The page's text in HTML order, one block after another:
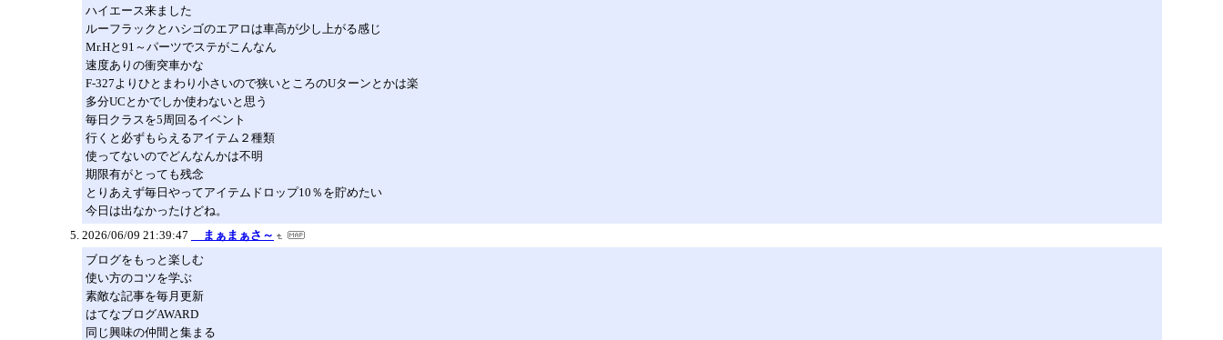
ハイエース来ました
ルーフラックとハシゴのエアロは車高が少し上がる感じ
Mr.Hと91～パーツでステがこんなん
速度ありの衝突車かな
F-327よりひとまわり小さいので狭いところのUターンとかは楽
多分UCとかでしか使わないと思う
毎日クラスを5周回るイベント
行くと必ずもらえるアイテム２種類
使ってないのでどんなんかは不明
期限有がとっても残念
とりあえず毎日やってアイテムドロップ10％を貯めたい
今日は出なかったけどね。
2026/06/09 21:39:47
まぁまぁさ～
ブログをもっと楽しむ
使い方のコツを学ぶ
素敵な記事を毎月更新
はてなブログAWARD
同じ興味の仲間と集まる